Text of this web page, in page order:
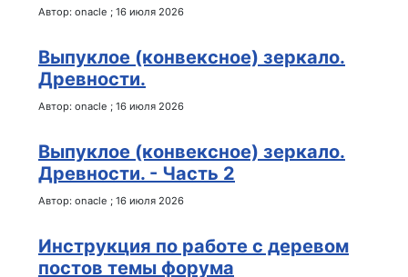
Автор: onacle ; 16 июля 2026
Выпуклое (конвексное) зеркало.
Древности.
Автор: onacle ; 16 июля 2026
Выпуклое (конвексное) зеркало.
Древности. - Часть 2
Автор: onacle ; 16 июля 2026
Инструкция по работе с деревом
постов темы форума